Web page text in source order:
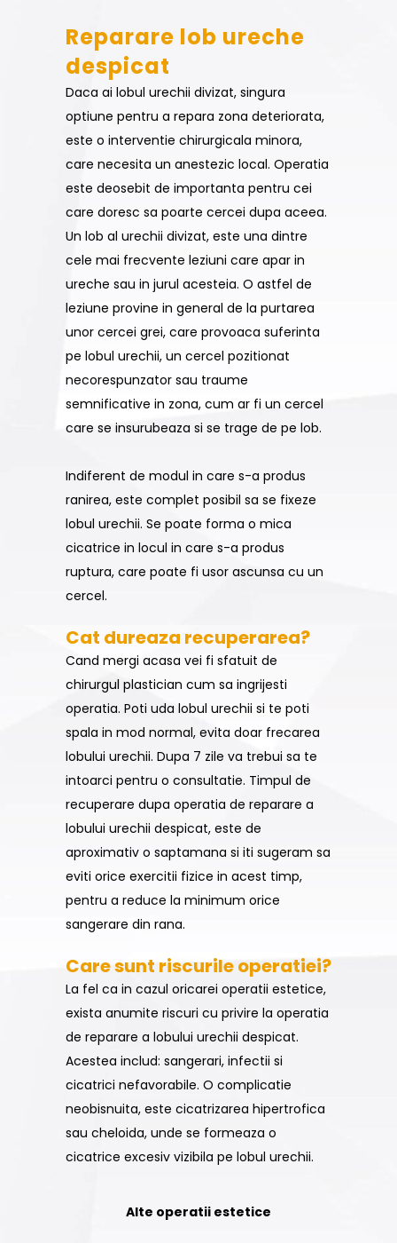
Reparare lob ureche
despicat
Daca ai lobul urechii divizat, singura
optiune pentru a repara zona deteriorata,
este o interventie chirurgicala minora,
care necesita un anestezic local. Operatia
este deosebit de importanta pentru cei
care doresc sa poarte cercei dupa aceea.
Un lob al urechii divizat, este una dintre
cele mai frecvente leziuni care apar in
ureche sau in jurul acesteia. O astfel de
leziune provine in general de la purtarea
unor cercei grei, care provoaca suferinta
pe lobul urechii, un cercel pozitionat
necorespunzator sau traume
semnificative in zona, cum ar fi un cercel
care se insurubeaza si se trage de pe lob.
Indiferent de modul in care s-a produs
ranirea, este complet posibil sa se fixeze
lobul urechii. Se poate forma o mica
cicatrice in locul in care s-a produs
ruptura, care poate fi usor ascunsa cu un
cercel.
Cat dureaza recuperarea?
Cand mergi acasa vei fi sfatuit de
chirurgul plastician cum sa ingrijesti
operatia. Poti uda lobul urechii si te poti
spala in mod normal, evita doar frecarea
lobului urechii. Dupa 7 zile va trebui sa te
intoarci pentru o consultatie. Timpul de
recuperare dupa operatia de reparare a
lobului urechii despicat, este de
aproximativ o saptamana si iti sugeram sa
eviti orice exercitii fizice in acest timp,
pentru a reduce la minimum orice
sangerare din rana.
Care sunt riscurile operatiei?
La fel ca in cazul oricarei operatii estetice,
exista anumite riscuri cu privire la operatia
de reparare a lobului urechii despicat.
Acestea includ: sangerari, infectii si
cicatrici nefavorabile. O complicatie
neobisnuita, este cicatrizarea hipertrofica
sau cheloida, unde se formeaza o
cicatrice excesiv vizibila pe lobul urechii.
Alte operatii estetice